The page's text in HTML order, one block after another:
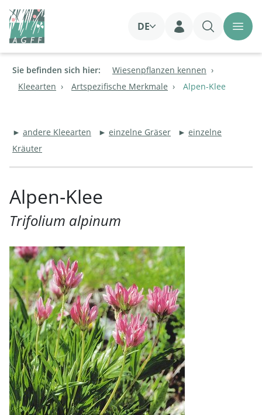
DE
Login
Sie befinden sich hier:
Wiesenpflanzen kennen
Kleearten
Artspezifische Merkmale Alpen-Klee
► andere Kleearten ► einzelne Gräser ► einzelne
Kräuter
Alpen-Klee
Trifolium alpinum